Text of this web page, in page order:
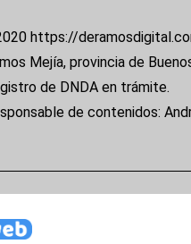
https://
Mejía, provincia de
de DNDA en trámite.
de contenidos: